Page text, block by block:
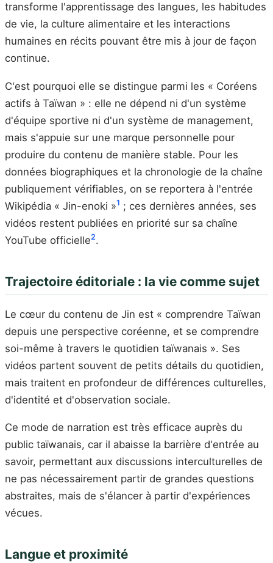
transforme l'apprentissage des langues, les habitudes
de vie, la culture alimentaire et les interactions
humaines en récits pouvant être mis à jour de façon
continue.
C'est pourquoi elle se distingue parmi les « Coréens
actifs à Taïwan » : elle ne dépend ni d'un système
d'équipe sportive ni d'un système de management,
mais s'appuie sur une marque personnelle pour
produire du contenu de manière stable. Pour les
données biographiques et la chronologie de la chaîne
publiquement vérifiables, on se reportera à l'entrée
Wikipédia « Jin-enoki »1 ; ces dernières années, ses
vidéos restent publiées en priorité sur sa chaîne
YouTube officielle2.
Trajectoire éditoriale : la vie comme sujet
Le cœur du contenu de Jin est « comprendre Taïwan
depuis une perspective coréenne, et se comprendre
soi-même à travers le quotidien taïwanais ». Ses
vidéos partent souvent de petits détails du quotidien,
mais traitent en profondeur de différences culturelles,
d'identité et d'observation sociale.
Ce mode de narration est très efficace auprès du
public taïwanais, car il abaisse la barrière d'entrée au
savoir, permettant aux discussions interculturelles de
ne pas nécessairement partir de grandes questions
abstraites, mais de s'élancer à partir d'expériences
vécues.
Langue et proximité